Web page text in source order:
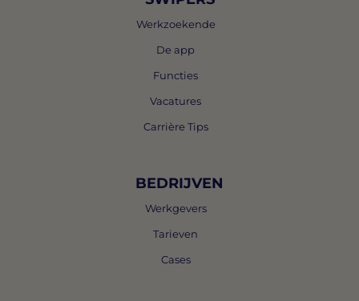
Werkzoekende
De app
Functies
Vacatures
Carrière Tips
BEDRIJVEN
Werkgevers
Tarieven
Cases